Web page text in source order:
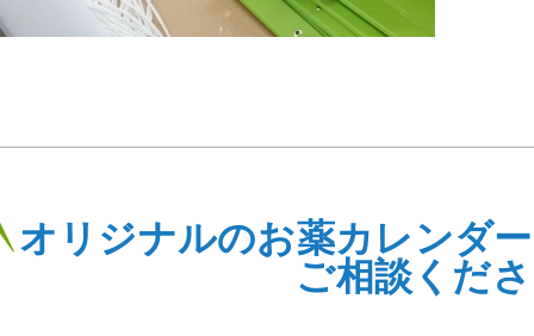
オリジナルのお薬カレンダ
ご相談くだ